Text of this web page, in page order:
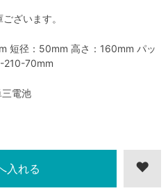
ざいます。
短径：50mm 高さ：160mm パッ
210-70mm
電池